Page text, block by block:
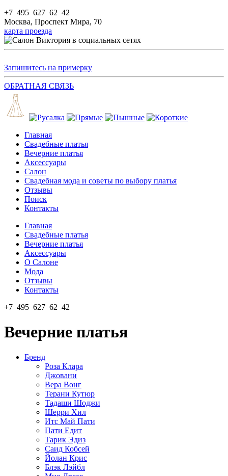
+7 495 627 62 42
Москва, Проспект Мира, 70
карта проезда
Запишитесь на примерку
ОБРАТНАЯ СВЯЗЬ
Главная
Свадебные платья
Вечерние платья
Аксессуары
Салон
Свадебная мода и советы по выбору платья
Отзывы
Поиск
Контакты
Главная
Свадебные платья
Вечерние платья
Аксессуары
О Салоне
Мода
Отзывы
Контакты
+7 495 627 62 42
Вечерние платья
Бренд
Роза Клара
Джовани
Вера Вонг
Терани Кутюр
Тадаши Шоджи
Шерри Хил
Итс Май Пати
Пати Едит
Тарик Эдиз
Саид Кобсей
Йолан Крис
Блэк Лэйбл